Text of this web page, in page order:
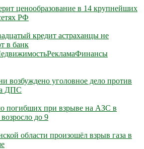
ценообразование в 14 крупнейших
РФ
кредит астраханцы не
в банк
РекламаФинансы
возбуждено уголовное дело против
ДПС
погибших при взрыве на АЗС в
до 9
области произошёл взрыв газа в